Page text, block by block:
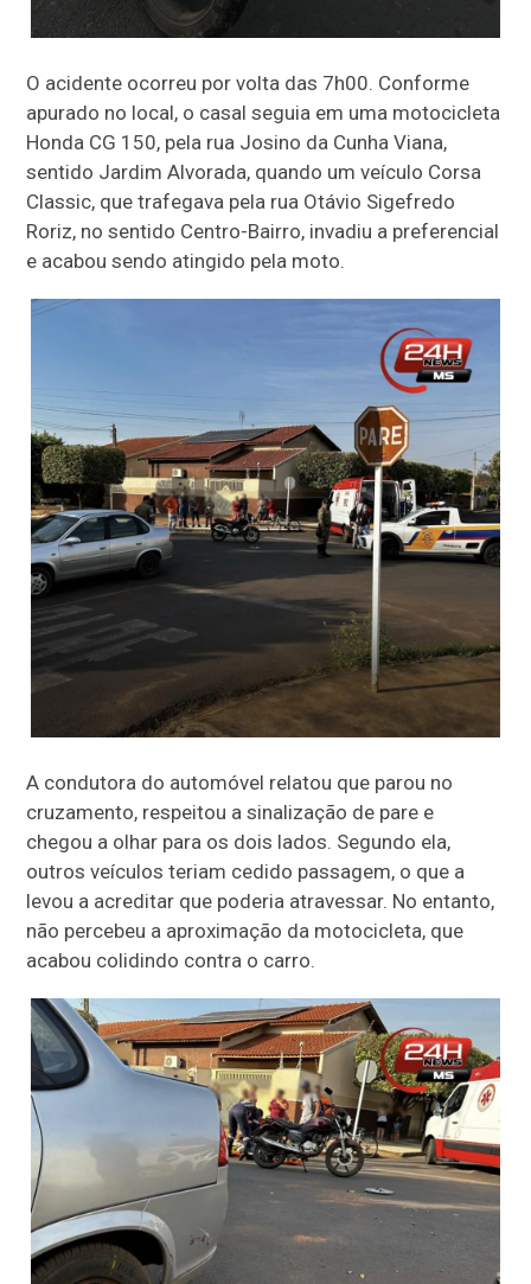
O acidente ocorreu por volta das 7h00. Conforme
apurado no local, o casal seguia em uma motocicleta
Honda CG 150, pela rua Josino da Cunha Viana,
sentido Jardim Alvorada, quando um veículo Corsa
Classic, que trafegava pela rua Otávio Sigefredo
Roriz, no sentido Centro-Bairro, invadiu a preferencial
e acabou sendo atingido pela moto.
A condutora do automóvel relatou que parou no
cruzamento, respeitou a sinalização de pare e
chegou a olhar para os dois lados. Segundo ela,
outros veículos teriam cedido passagem, o que a
levou a acreditar que poderia atravessar. No entanto,
não percebeu a aproximação da motocicleta, que
acabou colidindo contra o carro.